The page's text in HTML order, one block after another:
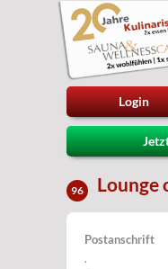
Login
96 Lounge
Postanschrift
.